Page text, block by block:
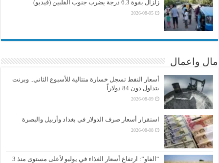
زلزال بقوة 6.3 درجة يضرب جنوب الفلبين (فيديو)
2026-08-05
مال واعمال
أسعار النفط تسجل خسارة متتالية للأسبوع الثاني.. وبرنت
يتداول دون 84 دولاراً
2026-08-09
استقرار أسعار صرف الدولار في بغداد وأربيل والبصرة
2026-08-08
“الفاو”: ارتفاع أسعار الغذاء في يوليو لأعلى مستوى منذ 3